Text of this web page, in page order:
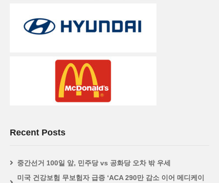
Recent Posts
중간선거 100일 앞, 민주당 vs 공화당 오차 밖 우세
미국 건강보험 무보험자 급증 ‘ACA 290만 감소 이어 메디케이